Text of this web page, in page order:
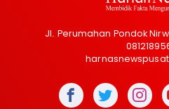
Jl. Perumahan Pondok